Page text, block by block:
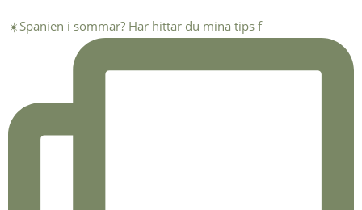
☀️Spanien i sommar? Här hittar du mina tips f